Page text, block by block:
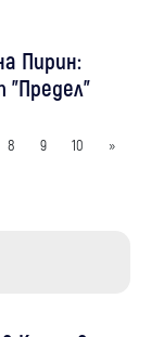
Пирин:
"Предел"
8 9 10 »